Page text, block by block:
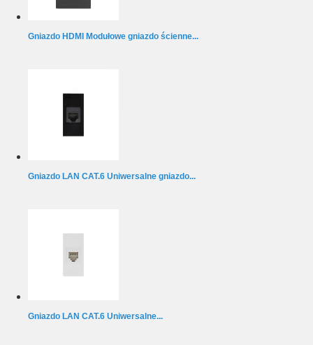
Gniazdo HDMI Modułowe gniazdo ścienne...
Gniazdo LAN CAT.6 Uniwersalne gniazdo...
Gniazdo LAN CAT.6 Uniwersalne...